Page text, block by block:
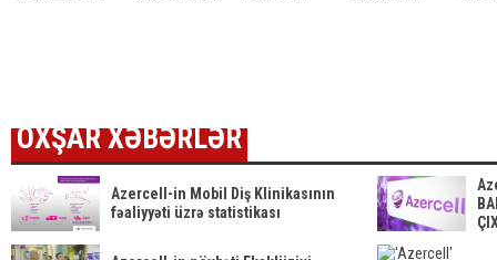
OXŞAR XƏBƏRLƏR
Azercell-in Mobil Diş Klinikasının
fəaliyyəti üzrə statistikası